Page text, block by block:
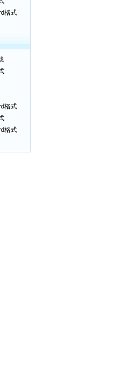
格式
格式
格式